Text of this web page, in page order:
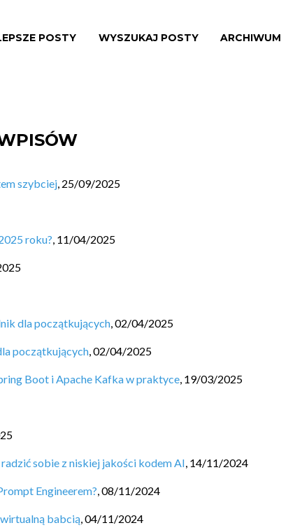
POSTY WYSZUKAJ POSTY ARCHIWUM
szybciej, 25/09/2025
roku?, 11/04/2025
dla początkujących,02/04/2025
początkujących,02/04/2025
Boot i Apache Kafka w praktyce, 19/03/2025
sobie z niskiej jakości kodem AI, 14/11/2024
Engineerem?,08/11/2024
babcią,04/11/2024